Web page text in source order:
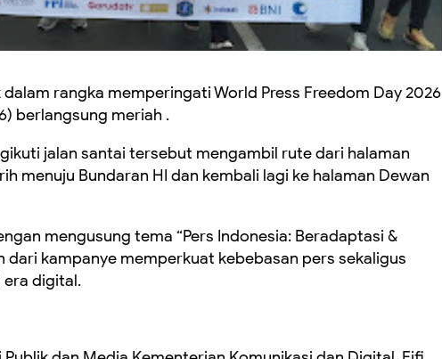
rangka memperingati World Press Freedom Day 2026
berlangsung meriah .
jalan santai tersebut mengambil rute dari halaman
menuju Bundaran HI dan kembali lagi ke halaman Dewan
mengusung tema “Pers Indonesia: Beradaptasi &
dari kampanye memperkuat kebebasan pers sekaligus
era digital.